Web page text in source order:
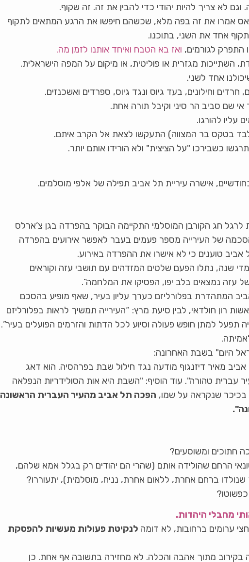
וגם לא צריך להיות יהודי כדי להבין את זה. זה שקוף.
אמרו את זה בפה מלא, שכשהם חיפשו את הרגע המתאים לתקוף
אחד את השני, בתוכנו.
התפרק לגורמים, ואז בא הטבח ואיחד אותנו לזמן מה.
השתייכות מגזרית או פוליטית, או מיקום על המפה הישראלית.
אחד לשני.
חרדים וחילונים, בעד גיוס ונגד גיוס, ספרדים ואשכנזים.
שם סביב הר סיני וקיבל תורה אחת.
להורגו.
בטקס בר המצווה) התעקשו לצאת אל הקרב איתם.
כשבירכו "על הציצית" ולא הורידו אותם יותר.
אישרה עיריית תל אביב תפילה של אלפי מוסלמים.
"תפילה המונית לרגל חג הקורבן המוסלמי התקיימה הבוקר בהפרדה בגן צ’ארלס
של העירייה מספר פעמים בעבר לאפשר אירועים בהפרדה
אביב טוענים כי לא אישרו את ההפרדה באירוע.
שנה, נתלו הפעם שלטים המזדהים עם תושבי עזה וקוראים
נמצאים בלב יפו, הפסיקו את המלחמה”.
המתהדרת בפלורליזם כערך עליון בעיר, שאף מופיע בהסכם
של סיעת תל אביב 1 בראשות רון חולדאי, לבין סיעת מרץ: “העירייה תמשיך לראות בפלורליזם
תפעל למתן חופש פעולה וסיוע לכל הדתות והזרמים הפועלים בעיר”.
היום" בשבת האחרונה:
תל אביב מאיר דיזנגוף מודעה נגד חילול שבת בפרהסיה. הוא דאג
עברית טהורה". עוד הוסיף: "השבת היא אות הסולידריות הנפלאה
הפכה תל אביב מהעיר העברית הראשונה
חתוכים ומשוסעים?
הרחם שהולידה אותם (שהרי הם יהודים רק בגלל אמא שלהם,
ברחם אחרת, ללאום אחרת, נניח, מוסלמית), יתעוררו?
מחבלי היהדות.
ערומים ברחובות, לא דומה לנקיטת פעולות מעשיות להפסקת
בקירוב מתוך אהבה והכלה. לא מחזירה בתשובה אף אחת. כן